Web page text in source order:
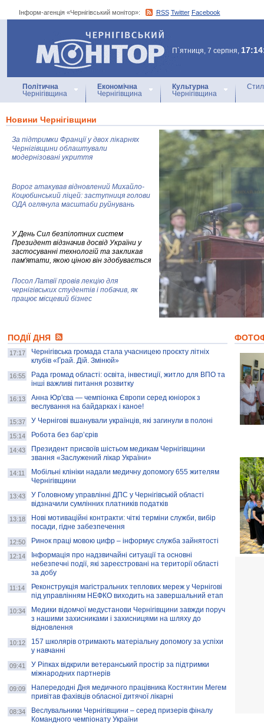
Інформ-агенція «Чернігівський монітор»: RSS Twitter Facebook
Інформ-агенція
«Чернігівський монітор»
П`ятниця, 7 серпня,
Політична
Чернігівщина
Економічна
Чернігівщина
Культурна
Чернігівщина
Новини Чернігівщини
За підтримки Франції у двох лікарнях
Чернігівщини облаштували
модернізовані укриття
Ворог атакував відновлений Михайло-
Коцюбинський ліцей: заступниця голови
ОДА оглянула масштаби руйнувань
У День Сил безпілотних систем
Президент відзначив досвід України у
застосуванні технологій та закликав
пам'ятати, якою ціною він здобувається
Посол Латвії провів лекцію для
чернігівських студентів і побачив, як
працює місцевий бізнес
колекцію про війну, емоції та тварин
AB InBev Efes Україна підтримала
навчальний проєкт "Молодіжна бізнес-
школа", спрямований на розвиток
підприємництва у Чернігівській області
Золота тварина: видання Forbes
написало про чернігівця Патрона: хто і
скільки на ньому заробляє? І куди
витрачають?
ПОДІЇ ДНЯ
17:17
Чернігівська громада стала учасницею проєкту літніх
клубів «Грай. Дій. Змінюй»
16:55
Рада громад області: освіта, інвестиції, житло для ВПО та
інші важливі питання розвитку
16:13
Анна Юр'єва — чемпіонка Європи серед юніорок з
веслування на байдарках і каное!
15:37 У Чернігові вшанували українців, які загинули в полоні
15:14 Робота без бар’єрів
14:43
Президент присвоїв шістьом медикам Чернігівщини
звання «Заслужений лікар України»
14:11
Мобільні клініки надали медичну допомогу 655 жителям
Чернігівщини
13:43
У Головному управлінні ДПС у Чернігівській області
відзначили сумлінних платників податків
13:18
Нові мотиваційні контракти: чіткі терміни служби, вибір
посади, гідне забезпечення
12:50 Ринок праці мовою цифр – інформує служба зайнятості
12:14
Інформація про надзвичайні ситуації та основні
небезпечні події, які зареєстровані на території області
за добу
11:14
Реконструкція магістральних теплових мереж у Чернігові
під управлінням НЕФКО виходить на завершальний етап
10:34
Медики відомчої медустанови Чернігівщини завжди поруч
з нашими захисниками і захисницями на шляху до
відновлення
10:12
157 школярів отримають матеріальну допомогу за успіхи
у навчанні
09:41
У Ріпках відкрили ветеранський простір за підтримки
міжнародних партнерів
09:09
Напередодні Дня медичного працівника Костянтин Мегем
привітав фахівців обласної дитячої лікарні
08:34
Веслувальники Чернігівщини – серед призерів фіналу
Командного чемпіонату України